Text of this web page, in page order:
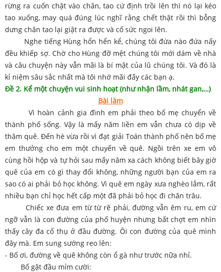
rừng ra cuốn chặt vào chân, tao cứ định trồi lên thì nó lại kéo
tao xuống, may quá đúng lúc nghĩ rằng chết thật rồi thì bỗng
dưng chân tao lại giật ra được và cố sức ngoi lên.
Nghe tiếng Hùng hổn hển kể, chúng tôi đứa nào đứa nấy
đều khiếp sợ. Chờ cho Hùng đỡ mệt chúng tôi mới dám về nhà
và câu chuyện này vẫn mãi là bí mật của lũ chúng tôi. Và đó là
kỉ niệm sâu sắc nhất mà tôi nhớ mãi đấy các bạn ạ.
Đề 2. Kể một chuyện vui sinh hoạt (như nhận lầm, nhát gan,…)
Bài làm
Vì hoàn cảnh gia đình em phải theo bố mẹ chuyển về
thành phố sống. Vậy là mấy năm liền em vẫn chưa có dịp về
thăm quê. Đến hè vừa rồi vì đạt giải Toán thành phố nên bố mẹ
em thưởng cho em một chuyến về quê. Ngồi trên xe em vô
cùng hồi hộp và tự hỏi sau mấy năm xa cách không biết bây giờ
quê của em có gì thay đổi không, những người bạn của em ra
sao có ai phải bỏ học không. Vì quê em ngày xưa nghèo lắm, rất
nhiều bạn chỉ học hết cấp một đã phải bỏ học đi chăn trâu.
Chiếc xe đưa em từ từ rẽ phải, đường vẫn êm ru, em cứ
ngỡ vẫn là con đường của phố huyện nhưng bất chợt em nhìn
thấy cây đa cổ thụ ở đầu đường. Ôi con đường của quê mình
đây mà. Em sung sướng reo lên:
- Bố ơi, đường về quê không còn ổ gà như trước nữa nhỉ.
Bố gật đầu mỉm cười: